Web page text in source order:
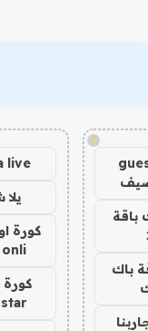
!
باقة
باك
live
كورة